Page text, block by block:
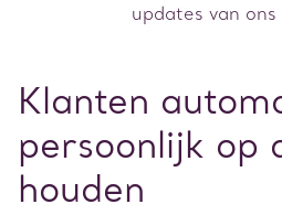
updates van
Klanten
persoonlijk op
houden